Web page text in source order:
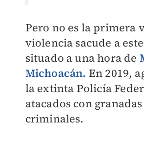
Pero no es la primera
violencia sacude a
situado a una hora de
Michoacán. En 2019,
la extinta Policía
atacados con
criminales.